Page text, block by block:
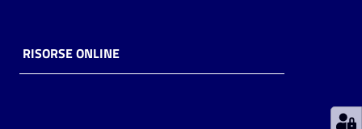
storico
RISORSE ONLINE